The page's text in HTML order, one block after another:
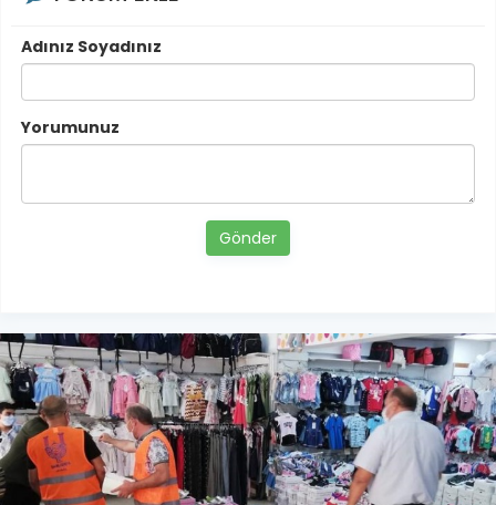
Adınız Soyadınız
Yorumunuz
Gönder